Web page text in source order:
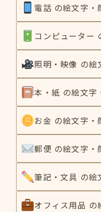
電話 の絵文字・
コンピューター
照明・映像 の絵
本・紙 の絵文字
お金 の絵文字・
郵便 の絵文字・
筆記・文具 の絵
オフィス用品 の